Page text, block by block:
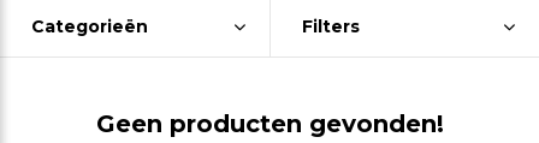
Categorieën Filters
Geen producten gevonden!